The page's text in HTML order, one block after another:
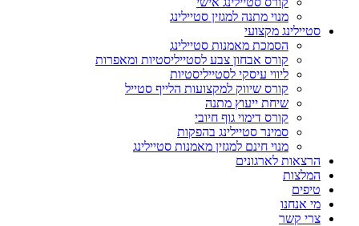
מנוי מתנה למגזין סטיילינג
סטיילינג מקצועי
הסמכת מאמנות סטיילינג
קורס אבחון צבע לסטייליסטיות ומאפרות
ליווי עיסקי לסטייליסטיות
קורס שיווק למקצועות הלייף סטייל
שיחת ייעוץ מתנה
קורס דימוי גוף חיובי
סמינר סטיילינג בהפקות
מנוי חינם למגזין מאמנות סטיילינג
הרצאות לארגונים
המלצות
טיפים
מי אנחנו
צרי קשר